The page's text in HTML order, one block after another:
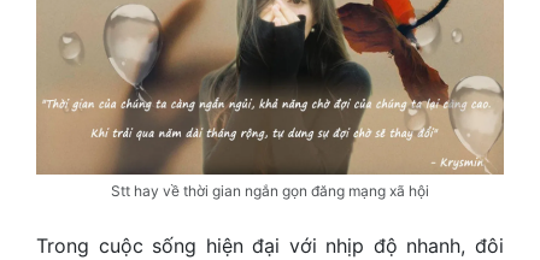
Stt hay về thời gian ngắn gọn đăng mạng xã hội
Trong cuộc sống hiện đại với nhịp độ nhanh, đôi